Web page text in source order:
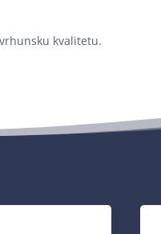
kvalitetu.